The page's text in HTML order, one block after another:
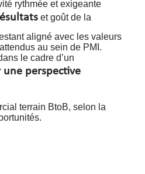
rythmée et exigeante
et goût de la
aligné avec les valeurs
au sein de PMI.
le cadre d’un
perspective
terrain BtoB, selon la